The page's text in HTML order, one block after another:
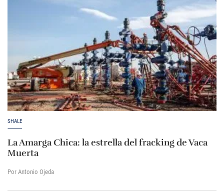
SHALE
La Amarga Chica: la estrella del fracking de Vaca
Muerta
Por Antonio Ojeda